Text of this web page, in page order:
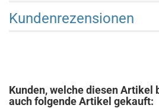
Kundenrezensionen
Kunden, welche diesen Artikel
auch folgende Artikel gekauft: